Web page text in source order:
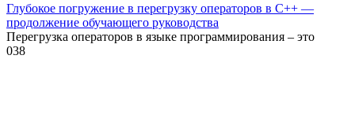
Глубокое погружение в перегрузку операторов в C++ —
продолжение обучающего руководства
Перегрузка операторов в языке программирования – это
038